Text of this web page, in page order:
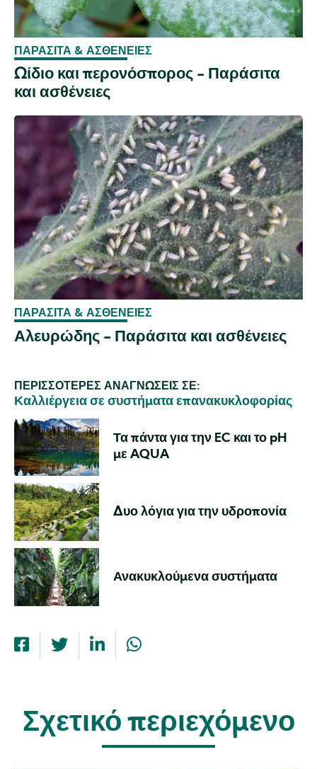
ΠΑΡΆΣΙΤΑ & ΑΣΘΈΝΕΙΕΣ
Ωίδιο και περονόσπορος - Παράσιτα
και ασθένειες
ΠΑΡΆΣΙΤΑ & ΑΣΘΈΝΕΙΕΣ
Αλευρώδης - Παράσιτα και ασθένειες
ΠΕΡΙΣΣΌΤΕΡΕΣ ΑΝΑΓΝΏΣΕΙΣ ΣΕ:
Καλλιέργεια σε συστήματα επανακυκλοφορίας
Τα πάντα για την EC και το pH
με AQUA
Δυο λόγια για την υδροπονία
Ανακυκλούμενα συστήματα
Σχετικό περιεχόμενο